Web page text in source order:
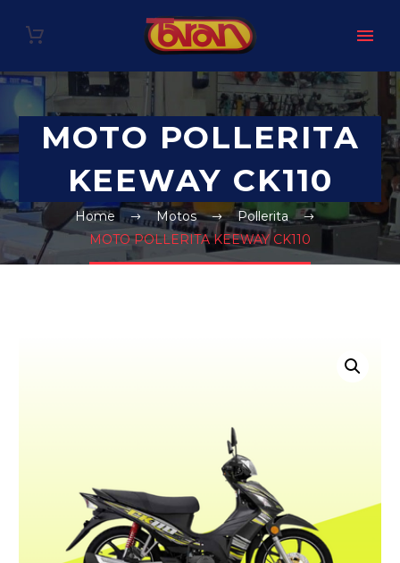
MOTO POLLERITA
KEEWAY CK110
Home Motos
Pollerita
MOTO POLLERITA KEEWAY CK110